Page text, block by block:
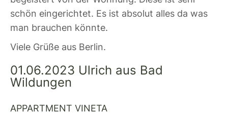
schön eingerichtet. Es ist absolut alles da was
man brauchen könnte.
Viele Grüße aus Berlin.
01.06.2023 Ulrich aus Bad
Wildungen
APPARTMENT VINETA